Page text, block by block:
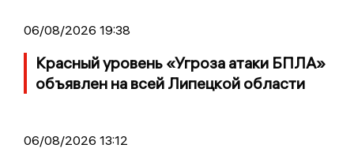
06/08/2026 19:38
Красный уровень «Угроза атаки БПЛА»
объявлен на всей Липецкой области
06/08/2026 13:12